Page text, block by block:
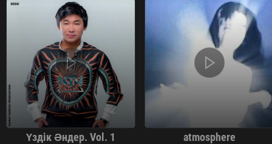
Үздік Әндер. Vol. 1 atmosphere